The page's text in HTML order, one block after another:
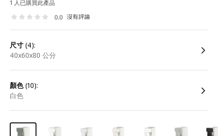
1 人已購買此產品
0.0 沒有評論
尺寸 (4):
40x60x80 公分
顏色(10):
白色